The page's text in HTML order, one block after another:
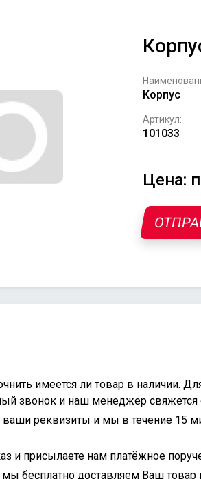
Корпус
Артикул:
101033
Цена:
имеется ли товар в наличии.
звонок и наш менеджер свяжется
реквизиты и мы в течение 15
и присылаете нам платёжное
мы бесплатно доставляем Ваш